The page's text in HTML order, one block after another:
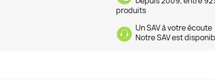
produits
Un SAV à votre écoute
Notre SAV est